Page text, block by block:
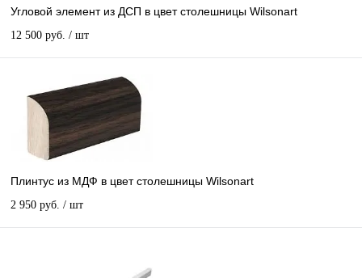
Угловой элемент из ДСП в цвет столешницы Wilsonart
12 500 руб. / шт
Плинтус из МДФ в цвет столешницы Wilsonart
2 950 руб. / шт